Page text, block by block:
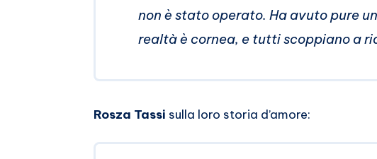
non è stato operato. Ha avuto pure
realtà è cornea, e tutti scoppiano a
Rosza Tassi sulla loro storia d’amore: